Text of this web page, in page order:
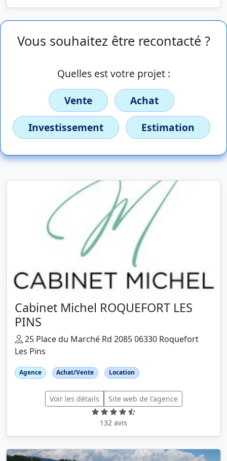
Vous souhaitez être recontacté ?
Quelles est votre projet :
Vente
Achat
Investissement
Estimation
Cabinet Michel ROQUEFORT LES
PINS
25 Place du Marché Rd 2085 06330 Roquefort
Les Pins
Agence Achat/Vente Location
Voir les détails Site web de l'agence
132 avis